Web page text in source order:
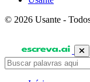
© 2026 Usante -